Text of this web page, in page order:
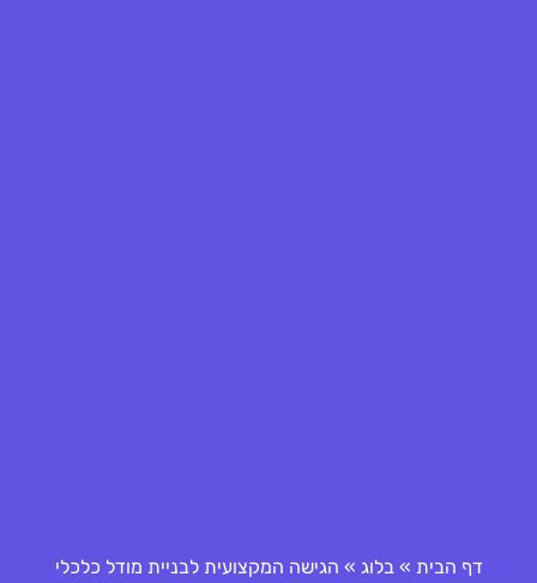
דף הבית »בלוג » הגישה המקצועית לבניית מודל כלכלי